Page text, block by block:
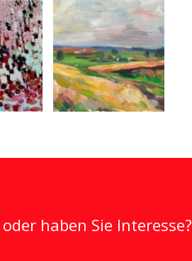
haben Sie Interesse?